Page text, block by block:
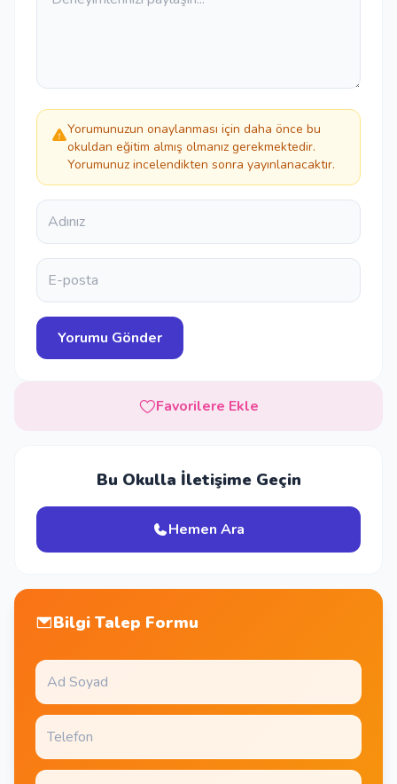
Yorumunuzun onaylanması için daha önce bu
okuldan eğitim almış olmanız gerekmektedir.
Yorumunuz incelendikten sonra yayınlanacaktır.
Favorilere Ekle
Bu Okulla İletişime Geçin
Hemen Ara
Bilgi Talep Formu